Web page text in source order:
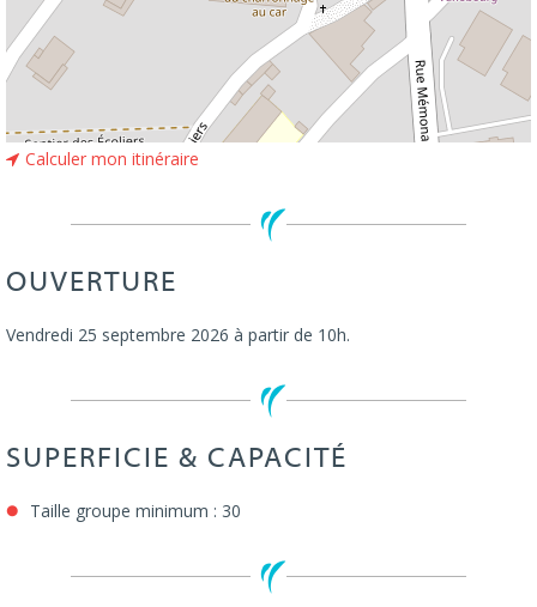
Calculer mon itinéraire
OUVERTURE
Vendredi 25 septembre 2026 à partir de 10h.
SUPERFICIE & CAPACITÉ
Taille groupe minimum : 30